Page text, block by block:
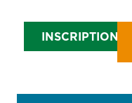
INSCRIPTION